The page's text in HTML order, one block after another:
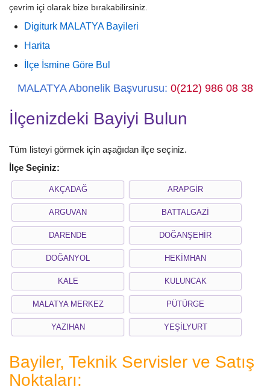
çevrim içi olarak bize bırakabilirsiniz.
Digiturk MALATYA Bayileri
Harita
İlçe İsmine Göre Bul
MALATYA Abonelik Başvurusu: 0(212) 986 08 38
İlçenizdeki Bayiyi Bulun
Tüm listeyi görmek için aşağıdan ilçe seçiniz.
İlçe Seçiniz:
AKÇADAĞ ARAPGİR
ARGUVAN BATTALGAZİ
DARENDE DOĞANŞEHİR
DOĞANYOL HEKİMHAN
KALE KULUNCAK
MALATYA MERKEZ PÜTÜRGE
YAZIHAN YEŞİLYURT
Bayiler, Teknik Servisler ve Satış
Noktaları: